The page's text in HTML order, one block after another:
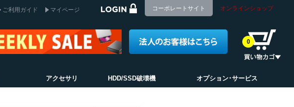
ご利用ガイド マイページ コーポレートサイト オンラインショップ
0
アクセサリ HDD/SSD破壊機 オプション･サービス